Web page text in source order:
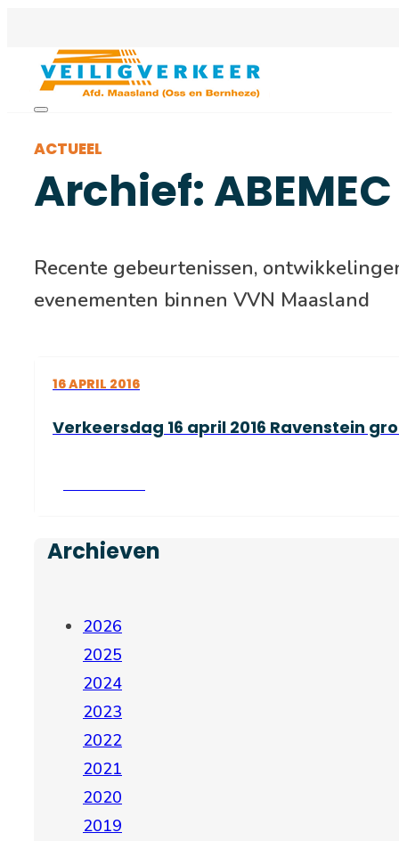
ACTUEEL
Archief: ABEMEC
Recente gebeurtenissen,
evenementen binnen VVN Maasland
16 APRIL 2016
Verkeersdag 16 april 2016 Ravenstein
Archieven
2026
2025
2024
2023
2022
2021
2020
2019